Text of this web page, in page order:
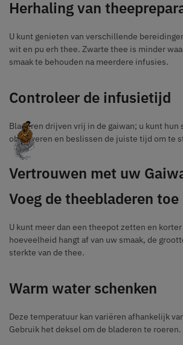
Herhaling van
U kunt genieten van verschillende
wit en pu erh thee. Zwarte thee is minder
smaak te behouden na meerdere infusies.
Controleer de infusietijd
Bladeren drijven vrij in de gaiwan; u kunt hun
observeren en beslissen de juiste tijd om te
Vertrouwen met uw
Voeg de theebladeren toe
U kunt meer dan een theepot zetten en
hoeveelheid hangt af van uw smaak, de
sterkte van de thee.
Warm water schenken
Deze temperatuur kan variëren afhankelijk
Gebruik het deksel om de bladeren te roeren.